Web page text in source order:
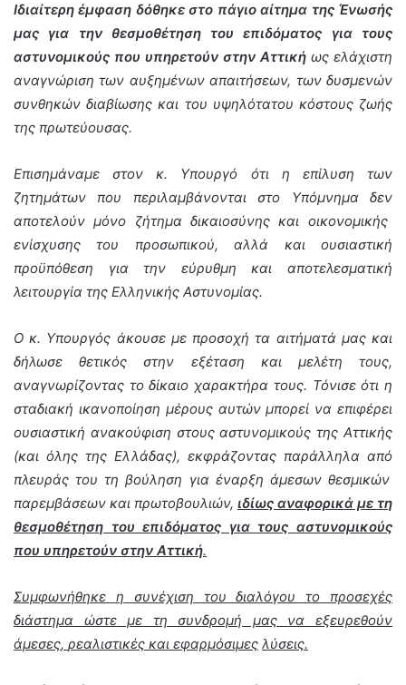
Ιδιαίτερη έμφαση δόθηκε στο πάγιο αίτημα της Ένωσής
μας για την θεσμοθέτηση του επιδόματος για τους
αστυνομικούς που υπηρετούν στην Αττική ως ελάχιστη
αναγνώριση των αυξημένων απαιτήσεων, των δυσμενών
συνθηκών διαβίωσης και του υψηλότατου κόστους ζωής
της πρωτεύουσας.
Επισημάναμε στον κ. Υπουργό ότι η επίλυση των
ζητημάτων που περιλαμβάνονται στο Υπόμνημα δεν
αποτελούν μόνο ζήτημα δικαιοσύνης και οικονομικής
ενίσχυσης του προσωπικού, αλλά και ουσιαστική
προϋπόθεση για την εύρυθμη και αποτελεσματική
λειτουργία της Ελληνικής Αστυνομίας.
Ο κ. Υπουργός άκουσε με προσοχή τα αιτήματά μας και
δήλωσε θετικός στην εξέταση και μελέτη τους,
αναγνωρίζοντας το δίκαιο χαρακτήρα τους. Τόνισε ότι η
σταδιακή ικανοποίηση μέρους αυτών μπορεί να επιφέρει
ουσιαστική ανακούφιση στους αστυνομικούς της Αττικής
(και όλης της Ελλάδας), εκφράζοντας παράλληλα από
πλευράς του τη βούληση για έναρξη άμεσων θεσμικών
παρεμβάσεων και πρωτοβουλιών, ιδίως αναφορικά με τη
θεσμοθέτηση του επιδόματος για τους αστυνομικούς
που υπηρετούν στην Αττική.
Συμφωνήθηκε η συνέχιση του διαλόγου το προσεχές
διάστημα ώστεμε τη συνδρομή μας να εξευρεθούν
άμεσες, ρεαλιστικές και εφαρμόσιμες λύσεις.